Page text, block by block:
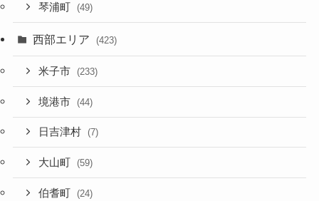
琴浦町 (49)
西部エリア (423)
米子市 (233)
境港市 (44)
日吉津村 (7)
大山町 (59)
伯耆町 (24)